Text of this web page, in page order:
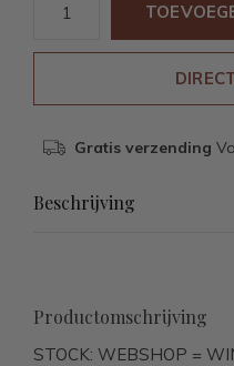
Gratis verzending
Beschrijving
Productomschrijving
STOCK: WEBSHOP =